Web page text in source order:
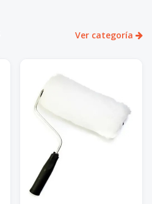
Ver categoría